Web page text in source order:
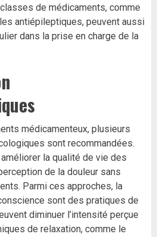
de médicaments, comme
antiépileptiques, peuvent aussi
dans la prise en charge de la
médicamenteux, plusieurs
sont recommandées.
la qualité de vie des
de la douleur sans
Parmi ces approches, la
sont des pratiques de
diminuer l’intensité perçue
de relaxation, comme le